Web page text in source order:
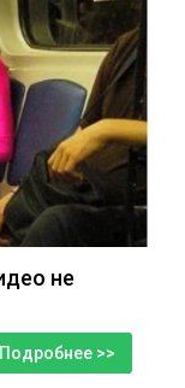
не
Подробнее >>